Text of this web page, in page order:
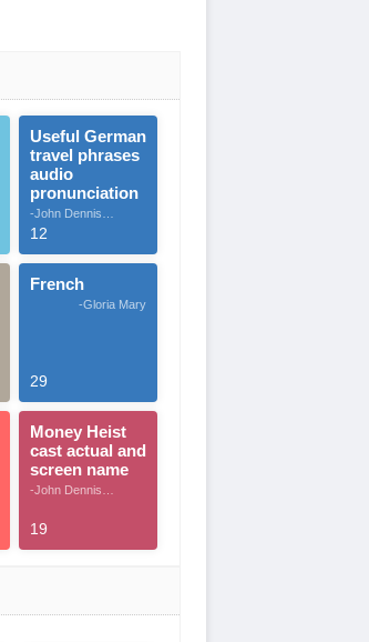
Useful German
travel phrases
audio
pronunciation
-John Dennis
G.Thomas
12
French
-Gloria Mary
29
Money Heist
cast actual and
screen name
-John Dennis
19